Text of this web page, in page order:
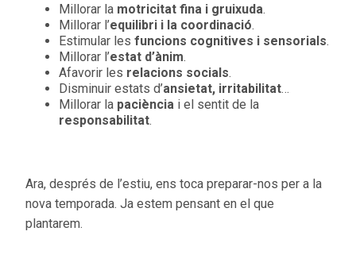
Millorar la motricitat fina i gruixuda.
Millorar l’equilibri i la coordinació.
Estimular les funcions cognitives i sensorials.
Millorar l’estat d’ànim.
Afavorir les relacions socials.
Disminuir estats d’ansietat, irritabilitat…
Millorar la paciència i el sentit de la
responsabilitat.
Ara, després de l’estiu, ens toca preparar-nos per a la
nova temporada. Ja estem pensant en el que
plantarem.